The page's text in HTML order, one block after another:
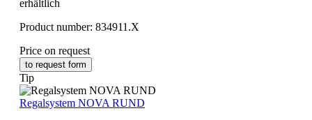
erhältlich
Product number: 834911.X
Price on request
to request form
Tip
Regalsystem NOVA RUND